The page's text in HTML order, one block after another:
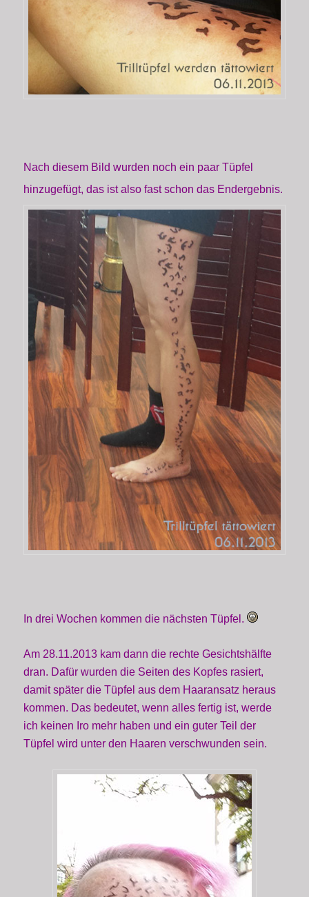
Nach diesem Bild wurden noch ein paar Tüpfel
hinzugefügt, das ist also fast schon das Endergebnis.
In drei Wochen kommen die nächsten Tüpfel.
Am 28.11.2013 kam dann die rechte Gesichtshälfte
dran. Dafür wurden die Seiten des Kopfes rasiert,
damit später die Tüpfel aus dem Haaransatz heraus
kommen. Das bedeutet, wenn alles fertig ist, werde
ich keinen Iro mehr haben und ein guter Teil der
Tüpfel wird unter den Haaren verschwunden sein.